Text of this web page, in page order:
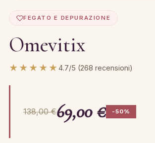
FEGATO E DEPURAZIONE
Omevitix
★★★★★4.7/5 (268 recensioni)
138,00 €69,00 € -50%